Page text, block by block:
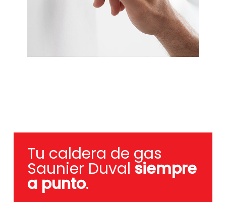
Tu caldera de gas
Saunier Duval siempre
a punto.